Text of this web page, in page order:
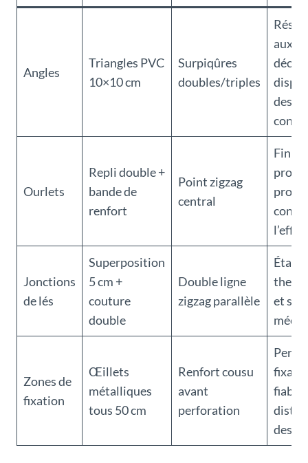
Angles
Triangles PVC
10×10 cm
Surpiqûres
doubles/triples
aux
des
Ourlets
Repli double +
bande de
renfort
Point zigzag
central
contre
Jonctions
de lés
Superposition
5 cm +
couture
double
Double ligne
zigzag parallèle
et
Zones de
fixation
Œillets
métalliques
tous 50 cm
Renfort cousu
avant
perforation
fiable
des